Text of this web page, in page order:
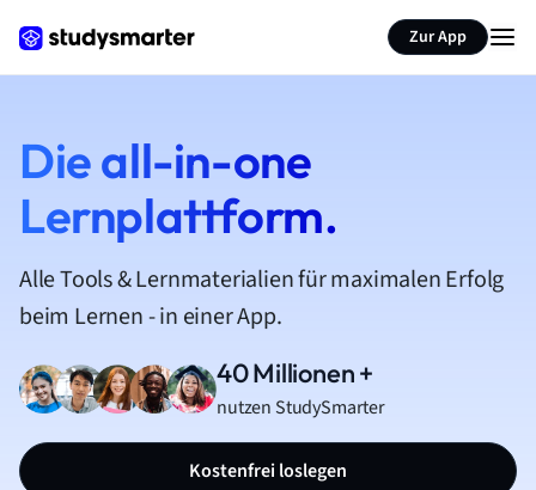
Zur App
Die all-in-one
Lernplattform.
Alle Tools & Lernmaterialien für maximalen Erfolg
beim Lernen - in einer App.
40 Millionen +
nutzen StudySmarter
Kostenfrei loslegen